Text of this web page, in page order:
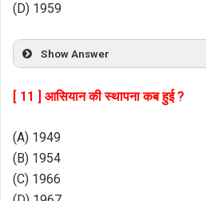
(D) 1959
Show Answer
[ 11 ] आसियान की स्थापना कब हुई ?
(A) 1949
(B) 1954
(C) 1966